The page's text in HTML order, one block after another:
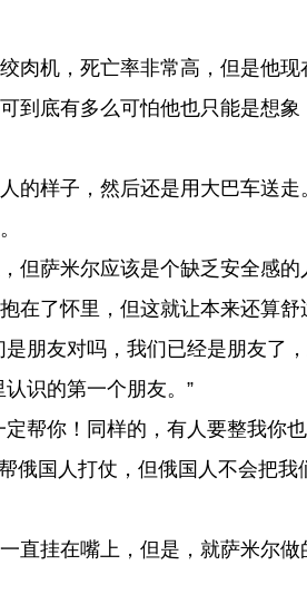
机，死亡率非常高，但是他现
底有多么可怕他也只能是想象
样子，然后还是用大巴车送走
萨米尔应该是个缺乏安全感的
了怀里，但这就让本来还算舒
朋友对吗，我们已经是朋友了
识的第一个朋友。”
帮你！同样的，有人要整我你
俄国人打仗，但俄国人不会把
挂在嘴上，但是，就萨米尔